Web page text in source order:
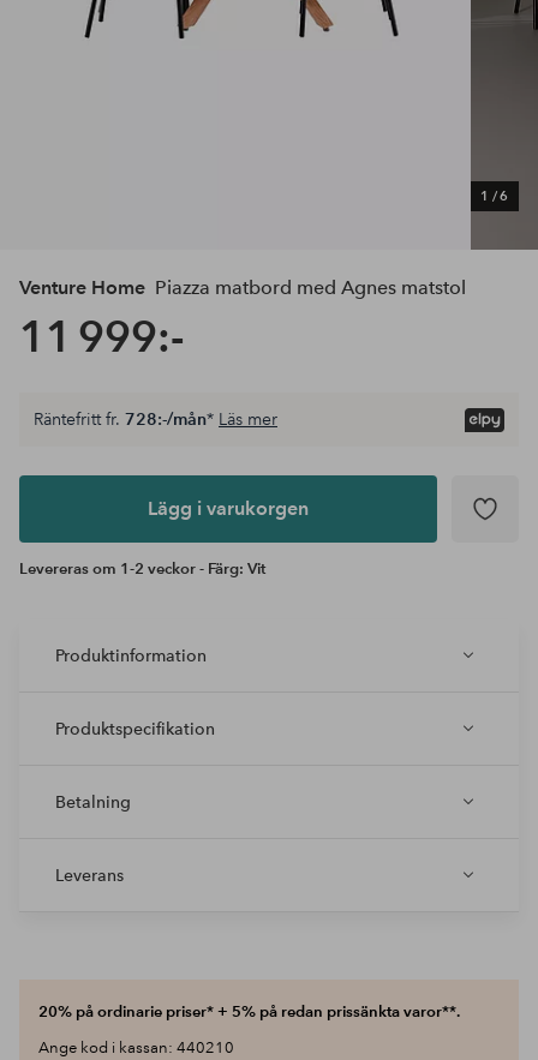
1 /6
Venture Home Piazza matbord med Agnes matstol
11 999:-
Lägg i
Räntefritt fr. 728:-/mån* Läs mer
Lägg i varukorgen
Levereras om 1-2 veckor - Färg: Vit
Produktinformation
Produktspecifikation
Betalning
Leverans
20% på ordinarie priser* + 5% på redan prissänkta varor**.
Ange kod i kassan: 440210